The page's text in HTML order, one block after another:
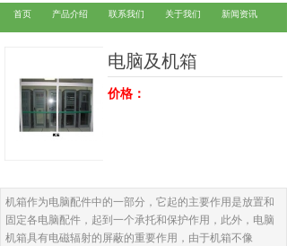
首页 产品介绍 联系我们 关于我们 新闻资讯
广州电缆回收 广州废铜回收
电脑及机箱
价格：
机箱作为电脑配件中的一部分，它起的主要作用是放置和
固定各电脑配件，起到一个承托和保护作用，此外，电脑
机箱具有电磁辐射的屏蔽的重要作用，由于机箱不像